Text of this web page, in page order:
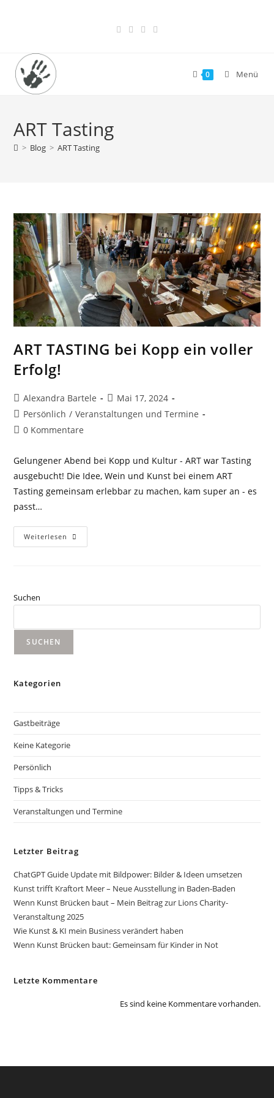
0 Menü
ART Tasting
> Blog > ART Tasting
ART TASTING bei Kopp ein voller
Erfolg!
Beitrags-
Autor:
Alexandra Bartele
Beitrag
veröffentlicht:
Mai 17, 2024
Beitrags-
Kategorie:
Persönlich / Veranstaltungen und Termine
Beitrags-
0 Kommentare
Gelungener Abend bei Kopp und Kultur - ART war Tasting
ausgebucht! Die Idee, Wein und Kunst bei einem ART
Tasting gemeinsam erlebbar zu machen, kam super an - es
passt…
Weiterlesen ART
TASTING
Suchen
SUCHEN
Kategorien
Gastbeiträge
Keine Kategorie
Persönlich
Tipps & Tricks
Veranstaltungen und Termine
Letzter Beitrag
ChatGPT Guide Update mit Bildpower: Bilder & Ideen umsetzen
Kunst trifft Kraftort Meer – Neue Ausstellung in Baden-Baden
Wenn Kunst Brücken baut – Mein Beitrag zur Lions Charity-
Veranstaltung 2025
Wie Kunst & KI mein Business verändert haben
Wenn Kunst Brücken baut: Gemeinsam für Kinder in Not
Letzte Kommentare
Es sind keine Kommentare vorhanden.